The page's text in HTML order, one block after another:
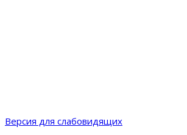
Версия для слабовидящих